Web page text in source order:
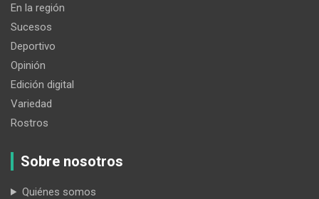
En la región
Sucesos
Deportivo
Opinión
Edición digital
Variedad
Rostros
Sobre nosotros
Quiénes somos